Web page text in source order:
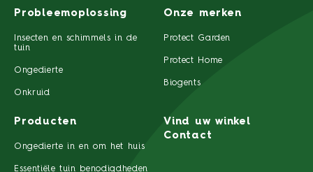
Probleemoplossing
Insecten en schimmels in de
tuin
Ongedierte
Onkruid
Onze merken
Protect Garden
Protect Home
Biogents
Producten
Ongedierte in en om het huis
Essentiële tuin benodigdheden
Vind uw winkel
Contact